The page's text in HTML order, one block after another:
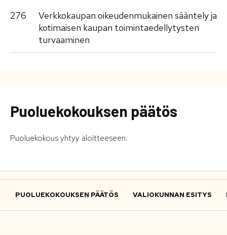
276
Verkkokaupan oikeudenmukainen sääntely ja
kotimaisen kaupan toimintaedellytysten
turvaaminen
Puoluekokouksen päätös
Puoluekokous yhtyy aloitteeseen.
PUOLUEKOKOUKSEN PÄÄTÖS VALIOKUNNAN ESITYS